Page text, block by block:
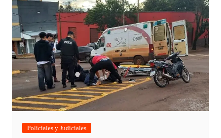
Policiales y Judiciales